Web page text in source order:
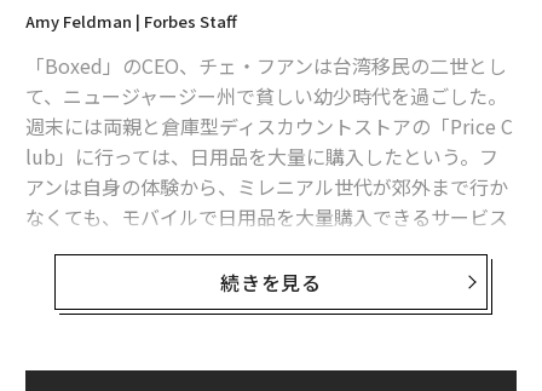
人工知能とのセックスを実現するリアルドール社 来年にも初号機を発売
予定
下着ビジネスを変えた男、「ミーアンディーズ」創業者の信念
大麻デリバリー企業、Eazeが13億円の資金調達 DCMベンチャーズ他
ダメな上司の「素質」を見破る10項目、身近に該当者はいる？
モトローラ コストコ ロッキード
フレンドリー
セコイア・キャピタル
デル／Dell
ロッキード・マーティン
ニコン マツダ
Amy Feldman | Forbes Staff
「Boxed」のCEO、チェ・フアンは台湾移民の二世とし
て、ニュージャージー州で貧しい幼少時代を過ごした。
週末には両親と倉庫型ディスカウントストアの「Price C
lub」に行っては、日用品を大量に購入したという。フ
アンは自身の体験から、ミレニアル世代が郊外まで行か
なくても、モバイルで日用品を大量購入できるサービス
Boxedの売りは会員費が無料で、家庭用洗剤やひげ剃
点。ファミリーサイズ向けの大量購入により、他のスト
続きを見る